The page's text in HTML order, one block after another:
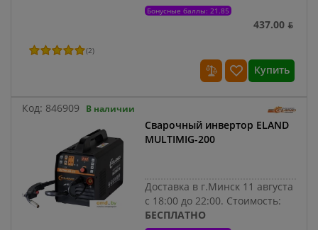
Бонусные баллы: 21.85
437.00 ƃ
(2)
Купить
Код: 846909 В наличии
Сварочный инвертор ELAND
MULTIMIG-200
Доставка в г.Минск 11 августа
с 18:00 до 22:00. Стоимость:
БЕСПЛАТНО